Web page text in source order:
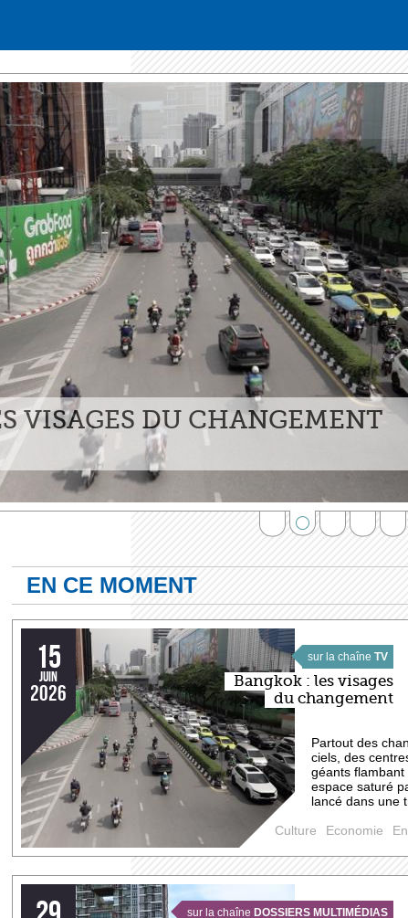
D'UN CŒUR
EN CE MOMENT
15
juin
2026
sur la chaîne TV
Bangkok : les visages
du changement
Partout des
ciels, des
géants
espace saturé
lancé dans une
Culture Economie
sur la chaîne DOSSIERS MULTIMÉDIAS